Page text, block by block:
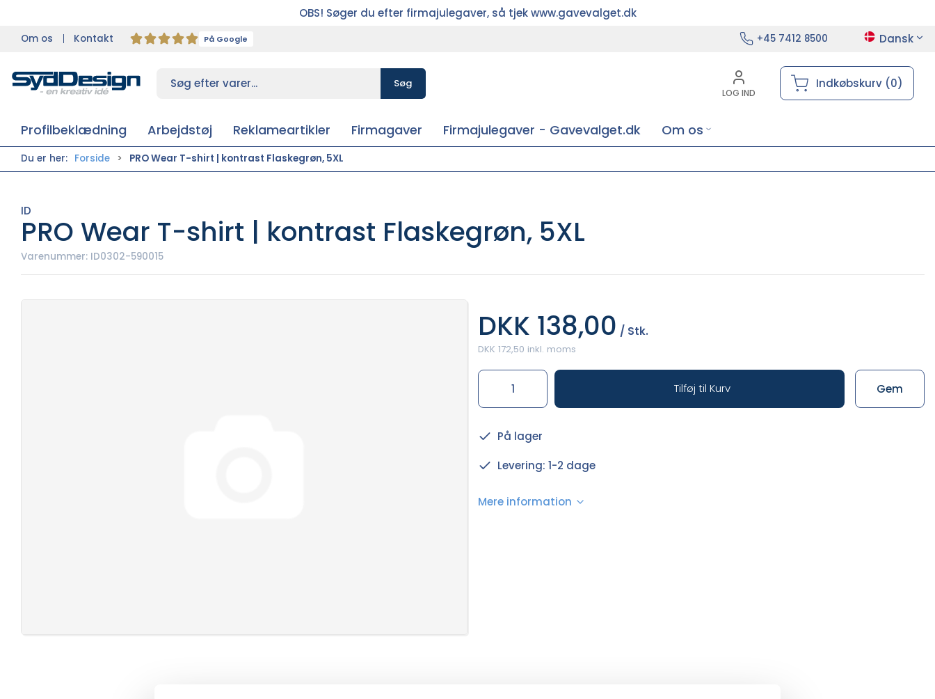
OBS! Søger du efter firmajulegaver, så tjek www.gavevalget.dk
Om os Kontakt På Google +45 7412 8500 Dansk
Søg
LOG IND
Indkøbskurv (0)
Profilbeklædning Arbejdstøj Reklameartikler Firmagaver Firmajulegaver - Gavevalget.dk Om os
Du er her: Forside PRO Wear T-shirt | kontrast Flaskegrøn, 5XL
ID
PRO Wear T-shirt | kontrast Flaskegrøn, 5XL
Varenummer: ID0302-590015
DKK 138,00 / Stk.
DKK 172,50 inkl. moms
Tilføj til Kurv Gem
På lager
Levering: 1-2 dage
Mere information